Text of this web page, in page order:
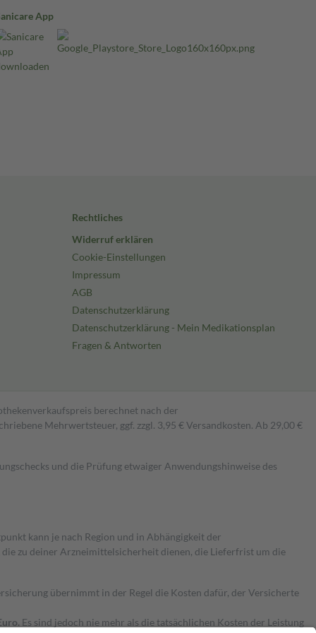
App
Rechtliches
Widerruf erklären
Cookie-Einstellungen
Impressum
AGB
Datenschutzerklärung
Datenschutzerklärung - Mein Medikationsplan
Fragen & Antworten
berechnet nach der
Mehrwertsteuer, ggf. zzgl. 3,95 € Versandkosten. Ab 29,00 €
und die Prüfung etwaiger Anwendungshinweise des
kann je nach Region und in Abhängigkeit der
zu deiner Arzneimittelsicherheit dienen, die Lieferfrist um die
übernimmt in der Regel die Kosten dafür, der Versicherte
Es sind jedoch nie mehr als die tatsächlichen Kosten der Leistung